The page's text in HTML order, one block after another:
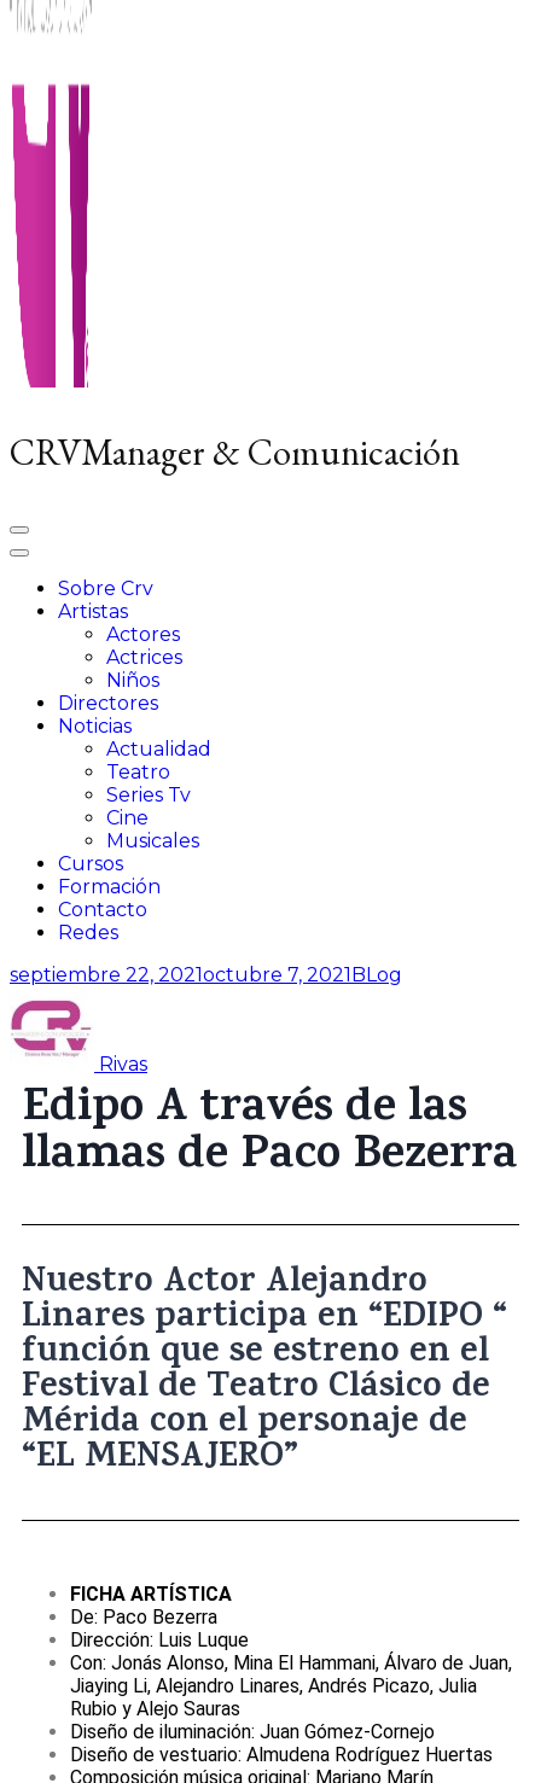
CRVManager & Comunicación
Sobre Crv
Artistas
Actores
Actrices
Niños
Directores
Noticias
Actualidad
Teatro​
Series Tv​
Cine​
Musicales​
Cursos
Formación
Contacto
Redes
septiembre 22, 2021octubre 7, 2021BLog
Rivas
Edipo A través de las
llamas de Paco Bezerra
Nuestro Actor Alejandro
Linares participa en “EDIPO “
función que se estreno en el
Festival de Teatro Clásico de
Mérida con el personaje de
“EL MENSAJERO”
FICHA ARTÍSTICA
De: Paco Bezerra
Dirección: Luis Luque
Con: Jonás Alonso, Mina El Hammani, Álvaro de Juan,
Jiaying Li, Alejandro Linares, Andrés Picazo, Julia
Rubio y Alejo Sauras
Diseño de iluminación: Juan Gómez-Cornejo
Diseño de vestuario: Almudena Rodríguez Huertas
Composición música original: Mariano Marín